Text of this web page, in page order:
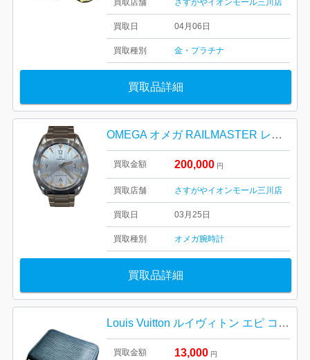
買取店舗 さすがやイオンモール三川店
買取日 04月06日
買取種別 金・プラチナ
買取品詳細
OMEGA オメガ RAILMASTE R レイルマスター
買取金額 200,000 円
買取店舗 さすがやイオンモール三川店
買取日 03月25日
買取種別 オメガ腕時計
買取品詳細
Louis Vuitton ルイヴィトン エピ コインケース
買取金額 13,000 円